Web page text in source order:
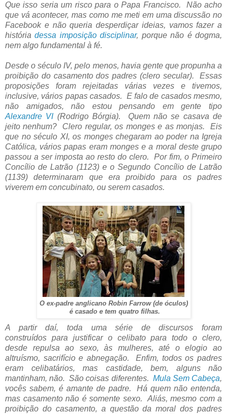
Que isso seria um risco para o Papa Francisco. Não acho
que vá acontecer, mas como me meti em uma discussão no
Facebook e não queria desperdiçar ideias, vamos fazer a
históriadessa imposição disciplinar, porque não é dogma,
nem algo fundamental à fé.
Desde o século IV, pelo menos, havia gente que propunha a
proibição do casamento dos padres (clero secular). Essas
proposições foram rejeitadas várias vezes e tivemos,
inclusive, vários papas casados. E falo de casados mesmo,
não amigados, não estou pensando em gente tipo
Alexandre VI(Rodrigo Bórgia). Quem não se casava de
jeito nenhum? Clero regular, os monges e as monjas. Eis
que no século XI, os monges chegaram ao poder na Igreja
Católica, vários papas eram monges e a moral deste grupo
passou a ser imposta ao resto do clero. Por fim, o Primeiro
Concílio de Latrão (1123) e o Segundo Concílio de Latrão
(1139) determinaram que era proibido para os padres
viverem em concubinato, ou serem casados.
O ex-padre anglicano Robin Farrow (de óculos)
é casado e tem quatro filhas.
A partir daí, toda uma série de discursos foram
construídos para justificar o celibato para todo o clero,
desde repulsa ao sexo, às mulheres, até o elogio ao
altruísmo, sacrifício e abnegação. Enfim, todos os padres
eram celibatários, mas castidade, bem, alguns não
mantinham, não. São coisas diferentes. Mula Sem Cabeça,
vocês sabem, é amante de padre.Há quem não entenda,
mas casamento não é somente sexo. Aliás, mesmo com a
proibição do casamento, a questão da moral dos padres